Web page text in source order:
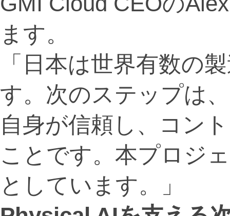
ます。
「日本は世界有数の
す。次のステップは
自身が信頼し、コン
ことです。本プロジ
としています。」